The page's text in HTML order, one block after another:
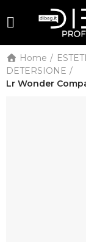
Home
DETERSIONE
Lr Wonder